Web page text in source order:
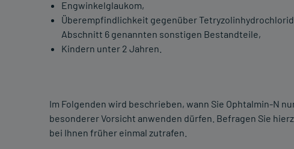
Engwinkelglaukom,
Überempfindlichkeit gegenüber
Abschnitt 6 genannten sonstigen Bestandteile,
Kindern unter 2 Jahren.
Im Folgenden wird beschrieben, wann Sie Ophtalmin-N
besonderer Vorsicht anwenden dürfen. Befragen Sie
bei Ihnen früher einmal zutrafen.